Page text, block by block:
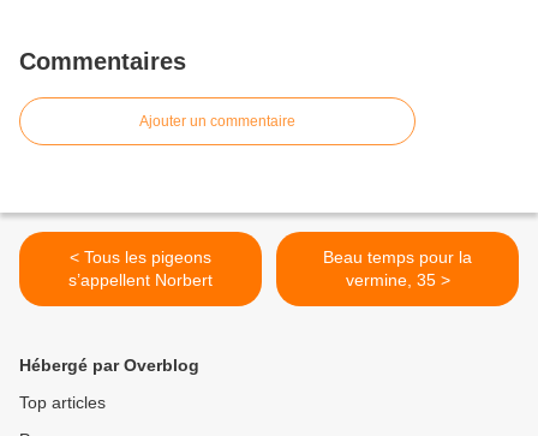
Commentaires
Ajouter un commentaire
< Tous les pigeons
s’appellent Norbert
Beau temps pour la
vermine, 35 >
Hébergé par Overblog
Top articles